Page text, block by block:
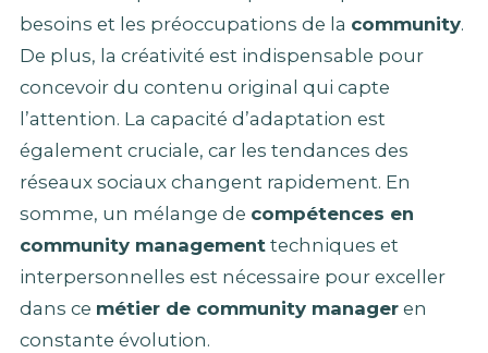
besoins et les préoccupations de la community.
De plus, la créativité est indispensable pour
concevoir du contenu original qui capte
l’attention. La capacité d’adaptation est
également cruciale, car les tendances des
réseaux sociaux changent rapidement. En
somme, un mélange de compétences en
community management techniques et
interpersonnelles est nécessaire pour exceller
dans ce métier de community manager en
constante évolution.